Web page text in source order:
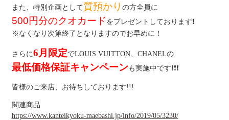
また、特別企画として質預かり の方全員に
500円分のクオカード をプレゼントしております❗
※なくなり次第終了となりますのでお早めに！
さらに6月限定でLOUIS VUITTON、CHANELの
最低価格保証キャンペーン も実施中です❗❗❗
皆様のご来店、お待ちしております!!!
関連商品
https://www.kanteikyoku-maebashi.jp/info/2019/05/3230/